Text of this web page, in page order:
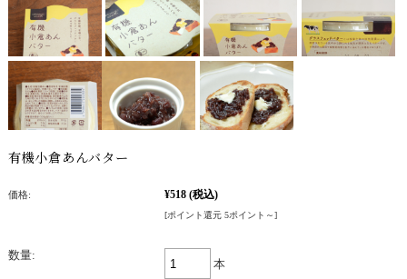
有機小倉あんバター
価格: ¥518 (税込)
[ポイント還元 5ポイント～]
数量:
本